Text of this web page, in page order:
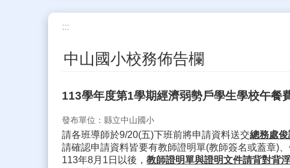
:::
中山國小校務佈告欄
113學年度第1學期經濟弱勢戶學生學校午餐
發布單位：縣立中山國小
請各班導師於9/20(五)下班前將申請資料送交總務處
請確認申請資料皆要有教師證明單(教師簽名或蓋章)
113年8月1日以後， 教師證明單與證明文件請背對背